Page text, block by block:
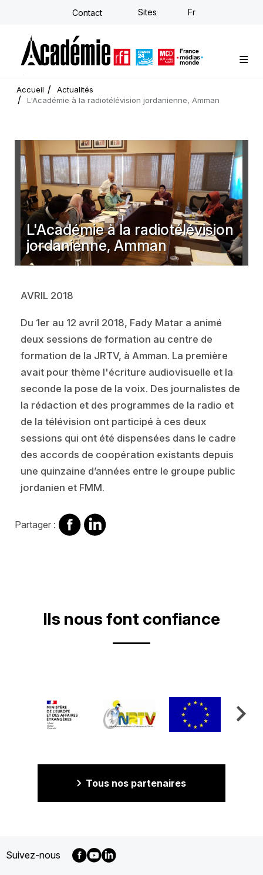
Aller
principal
Contact Sites Fr
Formations sur-mesure
Conseil stratégique
E-learning individuel
L'Académie
Actualités
Newsletter
Accueil
Actualités
L'Académie à la radiotélévision jordanienne, Amman
L'Académie à la radiotélévision
jordanienne, Amman
AVRIL 2018
Du 1er au 12 avril 2018, Fady Matar a animé
deux sessions de formation au centre de
formation de la JRTV, à Amman. La première
avait pour thème l'écriture audiovisuelle et la
seconde la pose de la voix. Des journalistes de
la rédaction et des programmes de la radio et
de la télévision ont participé à ces deux
sessions qui ont été dispensées dans le cadre
des accords de coopération existants depuis
une quinzaine d’années entre le groupe public
jordanien et FMM.
Partager : Partager
sur
Partager
sur
Ils nous font confiance
Tous nos partenaires
Suivez-nous